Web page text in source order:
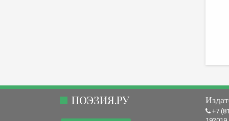
ПОЭЗИЯ.РУ
+7